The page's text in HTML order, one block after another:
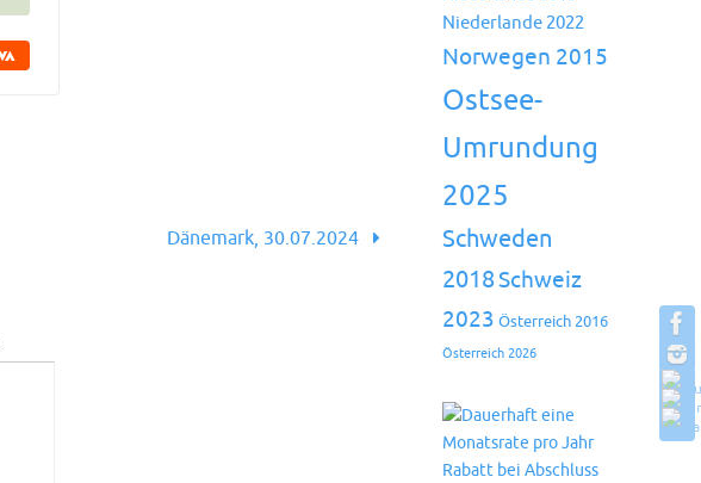
Dänemark, 30.07.2024
Niederlande 2022
Norwegen 2015
Ostsee-
Umrundung
2025
Schweden
2018Schweiz
2023 Österreich 2016
Österreich 2026